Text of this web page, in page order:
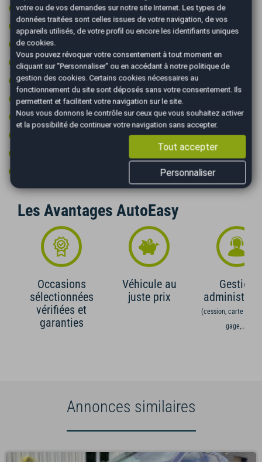
Régulateur de vitesse adaptatif
Rétroviseurs électriques
Sièges chauffants
Sièges électriques
Start & Stop
Système de détection d'obstacles
Type Essieu 4x2
Les Avantages AutoEasy
Occasions
sélectionnées
vérifiées et
garanties
Véhicule au
juste prix
Gestion
(cession, carte grise,
gage,...)
Annonces similaires
votre ou de vos demandes sur notre site Internet. Les types de
données traitées sont celles issues de votre navigation, de vos
appareils utilisés, de votre profil ou encore les identifiants uniques
de cookies.
Vous pouvez révoquer votre consentement à tout moment en
cliquant sur "Personnaliser" ou en accédant à notre politique de
gestion des cookies. Certains cookies nécessaires au
fonctionnement du site sont déposés sans votre consentement. Ils
permettent et facilitent votre navigation sur le site.
Nous vous donnons le contrôle sur ceux que vous souhaitez activer
et la possibilité de continuer votre navigation sans accepter.
Tout accepter
Personnaliser